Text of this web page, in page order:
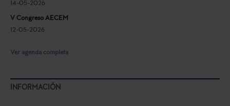
14-05-2026
V Congreso AECEM
12-05-2026
Ver agenda completa
INFORMACIÓN